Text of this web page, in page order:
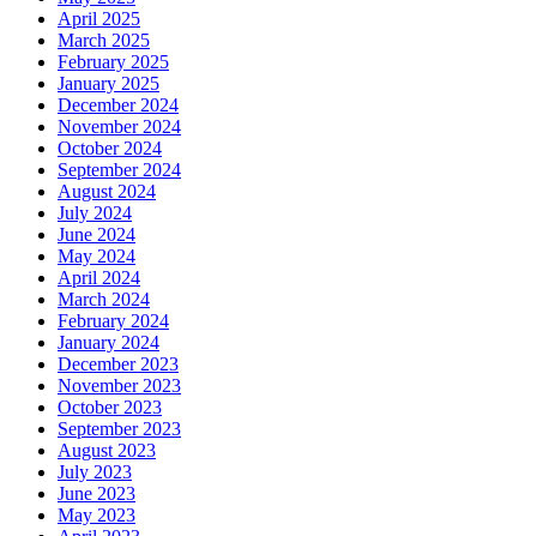
Categories များကဏ္ဍအလိုက်
CALL CENTER
FACT CHECK
Tiktok ဆယ်လီများ
ကံစမ်းမဲ
ကျန်းမာရေး
ဂုဏ်ပြုဇာတ်လမ်းများ
စစ်ချီသီချင်း
စစ်ဘက်ဥပဒေ
စစ်သည်ရေး/ဆိုသီချင်းများ
စိုက်ပျိုးရေး
ဆောင်းပါး/မဂ္ဂဇင်းများ